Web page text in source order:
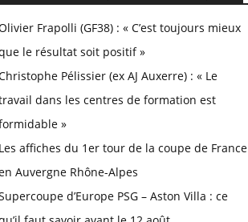
Frapolli (GF38) : « C’est toujours mieux
le résultat soit positif »
Pélissier (ex AJ Auxerre) : « Le
dans les centres de formation est
»
affiches du 1er tour de la coupe de France
Auvergne Rhône-Alpes
d’Europe PSG – Aston Villa : ce